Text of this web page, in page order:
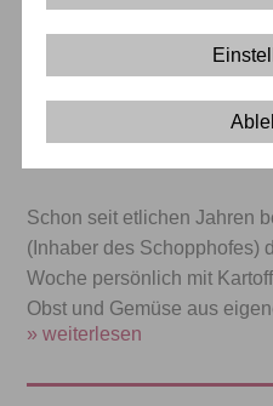
Schon seit etlichen Jahren
(Inhaber des Schopphofes)
Woche persönlich mit
Obst und Gemüse aus
» weiterlesen